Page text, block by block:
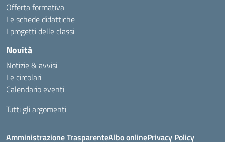
Offerta formativa
Le schede didattiche
I progetti delle classi
Novità
Notizie & avvisi
Le circolari
Calendario eventi
Tutti gli argomenti
Amministrazione TrasparenteAlbo onlinePrivacy Policy